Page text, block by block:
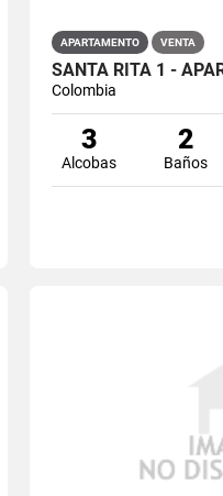
APARTAMENTO VENTA
Colombia
3
Alcobas
2
Baños